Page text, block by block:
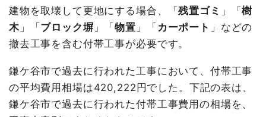
建物を取壊して更地にする場合、「残置ゴミ 」「樹
木」「 ブロック塀 」「物置 」「 カーポート 」などの
撤去工事を含む付帯工事が必要です。
鎌ケ谷市で過去に行われた工事において、付帯工事
の平均費用相場は420,222円でした。下記の表は、
鎌ケ谷市で過去に行われた付帯工事費用の相場を、